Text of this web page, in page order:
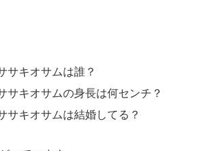
サキオサムは誰？
サキオサムの身長は何センチ？
サキオサムは結婚してる？